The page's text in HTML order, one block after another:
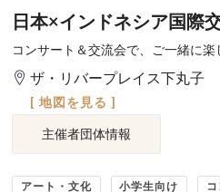
日本×インドネシア国際
コンサート＆交流会で、ご一緒に
ザ・リバープレイス下丸子
[ 地図を見る ]
主催者団体情報
アート・文化 小学生向け